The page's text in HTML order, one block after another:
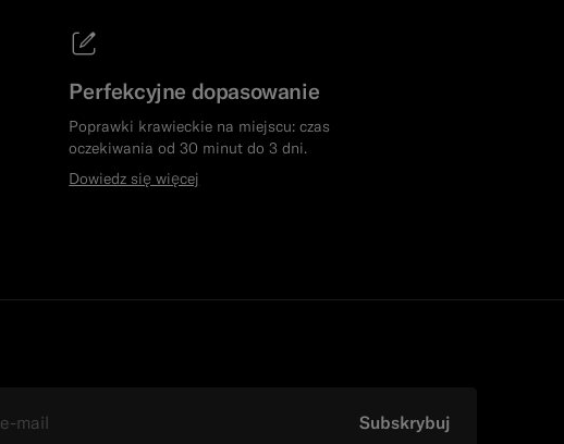
Perfekcyjne dopasowanie
Poprawki krawieckie na miejscu: czas
oczekiwania od 30 minut do 3 dni.
Dowiedz się więcej
Subskrybuj